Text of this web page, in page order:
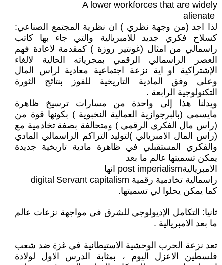
لذا اجد (من وجهة نظري ) ان نظرية المجتمع الصناعي:
كسلاح فكري جديد للامبريالية والتي جاء بها كاتب
راسمالي من امثال (غونتير روزة ) كمقدمة لاعادة فهم
العصر الراسمالي الرقمي بمجرياته الحالية لالغاء
الإشتراكية او اية نزعة اجتماعية معادية لراس المال
وعلى وفق المادية التاريخية للفوز بنتائج الثورة
التكنولوجية الرابعة .
ويدلنا هذا إلى واحدة من مسارات ترسيخ ظاهرة
مايسمى (بالبرجوازية العمالية النخبوية ) بكونها قوة من
(راس مال الفكري الرقمي ) ومتحالفة بصفة تخادمية مع
(راس المال الامبريالي )لتوليد التراكم الراسمالي المادي
والفكري المستقبلي في ظاهرة مادية تاريخية جديدة
يمكن تسميتها عالم ما بعد
الامبرياليةpost imperialism انها
راسمالية تخادمية رقمية digital Servant capitalism
كما يمكن يحلوا لي تسميتها.
ثانيا: التكامل الإديولوجي للشرق في مواجهة نزعات عالم
ما بعد الامبريالية .
تعد نزعة الحرب الوحشية الاستيطانية في غزة ضد شعب
فلسطين الاعزل اليوم ، بمثابة الدرس الاول لولادة